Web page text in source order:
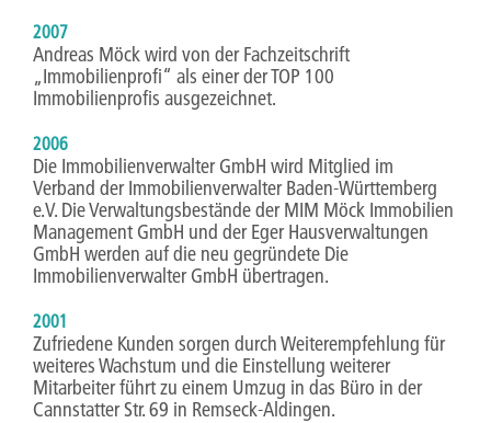
2007
Andreas Möck wird von der Fachzeitschrift
„Immobilienprofi“ als einer der TOP 100
Immobilienprofis ausgezeichnet.
2006
Die Immobilienverwalter GmbH wird Mitglied im
Verband der Immobilienverwalter Baden-Württemberg
e.V. Die Verwaltungsbestände der MIM Möck Immobilien
Management GmbH und der Eger Hausverwaltungen
GmbH werden auf die neu gegründete Die
Immobilienverwalter GmbH übertragen.
2001
Zufriedene Kunden sorgen durch Weiterempfehlung für
weiteres Wachstum und die Einstellung weiterer
Mitarbeiter führt zu einem Umzug in das Büro in der
Cannstatter Str. 69 in Remseck-Aldingen.